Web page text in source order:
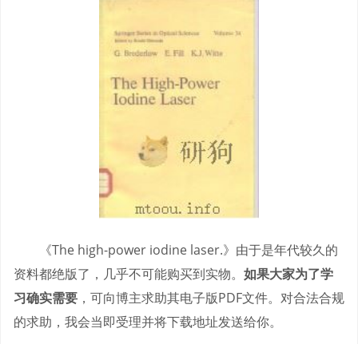
《The high-power iodine laser.》由于是年代较久的
资料都绝版了，几乎不可能购买到实物。 如果大家为了学
习确实需要 ，可向博主求助其电子版PDF文件。对合法合规
的求助，我会当即受理并将下载地址发送给你。